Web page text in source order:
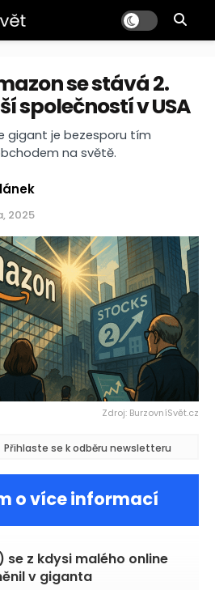
se stává 2.
společností v USA
gigant je bezesporu tím
na světě.
2025
Zdroj: BurzovníSvět.cz
Přihlaste se k odběru newsletteru
o více informací
) se z kdysi malého online
v giganta